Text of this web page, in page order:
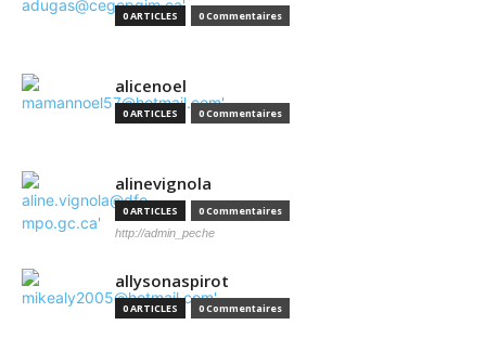
0 ARTICLES 0 Commentaires
alicenoel
0 ARTICLES 0 Commentaires
alinevignola
0 ARTICLES 0 Commentaires
http://admin_peche
allysonaspirot
0 ARTICLES 0 Commentaires